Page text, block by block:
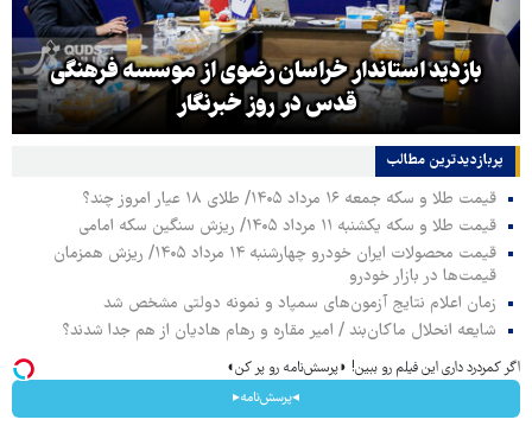
بازدید استاندار خراسان رضوی از موسسه فرهنگی
قدس در روز خبرنگار
پربازدیدترین‌ مطالب
قیمت طلا و سکه جمعه ۱۶ مرداد ۱۴۰۵/ طلای ۱۸ عیار امروز چند؟
قیمت طلا و سکه یکشنبه ۱۱ مرداد ۱۴۰۵/ ریزش سنگین سکه امامی
قیمت محصولات ایران خودرو چهارشنبه ۱۴ مرداد ۱۴۰۵/ ریزش همزمان
قیمت‌ها در بازار خودرو
زمان اعلام نتایج آزمون‌های سمپاد و نمونه دولتی مشخص شد
شایعه انحلال ماکان‌بند / امیر مقاره و رهام هادیان از هم جدا شدند؟
اگر کمردرد داری این فیلم رو ببین! ◗پرسش‌نامه رو پر کن◖
◂پرسش‌نامه▸